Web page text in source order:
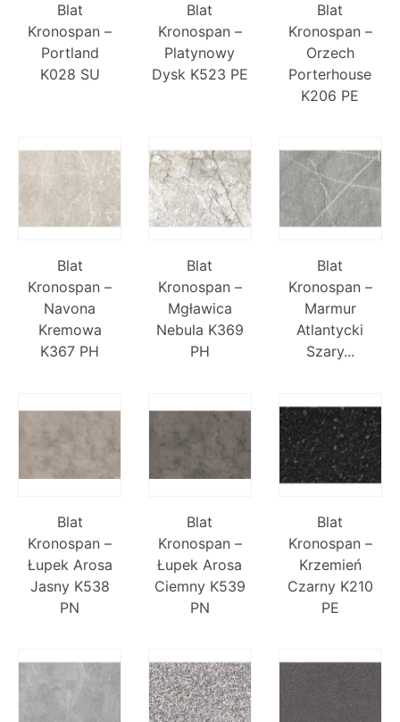
Blat
Kronospan –
Portland
K028 SU
Blat
Kronospan –
Platynowy
Dysk K523 PE
Blat
Kronospan –
Orzech
Porterhouse
K206 PE
Blat
Kronospan –
Navona
Kremowa
K367 PH
Blat
Kronospan –
Mgławica
Nebula K369
PH
Blat
Kronospan –
Marmur
Atlantycki
Szary...
Blat
Kronospan –
Łupek Arosa
Jasny K538
PN
Blat
Kronospan –
Łupek Arosa
Ciemny K539
PN
Blat
Kronospan –
Krzemień
Czarny K210
PE